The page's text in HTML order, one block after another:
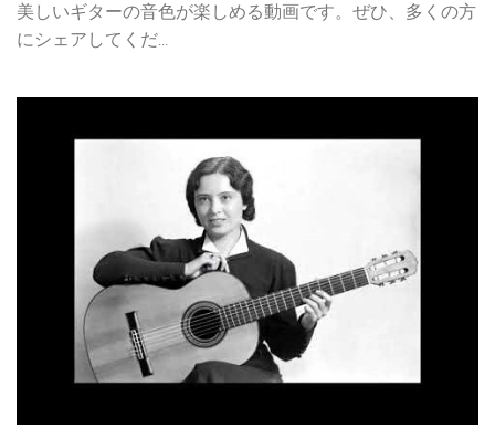
美しいギターの音色が楽しめる動画です。ぜひ、多くの方
にシェアしてくだ...